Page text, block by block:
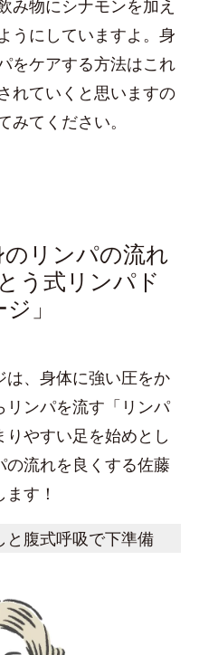
み物にシナモンを加え
うにしていますよ。身
をケアする方法はこれ
れていくと思いますの
みてください。
リンパの流れ
う式リンパド
」
、身体に強い圧をか
リンパを流す「リンパ
りやすい足を始めとし
の流れを良くする佐藤
す！
と腹式呼吸で下準備